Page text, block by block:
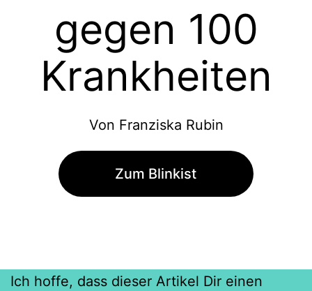
gegen 100
Krankheiten
Von Franziska Rubin
Zum Blinkist
Ich hoffe, dass dieser Artikel Dir einen